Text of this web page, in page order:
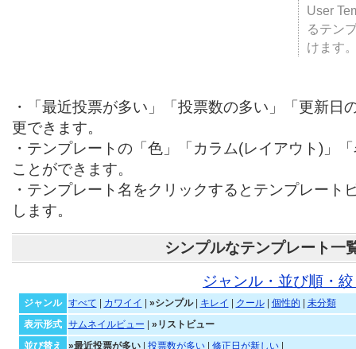
User
るテン
けます
・「最近投票が多い」「投票数の多い」「更新日
更できます。
・テンプレートの「色」「カラム(レイアウト)」
ことができます。
・テンプレート名をクリックするとテンプレート
します。
シンプルなテンプレート一
ジャンル・並び順・
ジャンル すべて カワイイ »シンプル| キレイ クール| 個性的
未分類
表示形式
サムネイルビュー
»リストビュー
並び替え
»最近投票が多い| 投票数が多い| 修正日が新しい|